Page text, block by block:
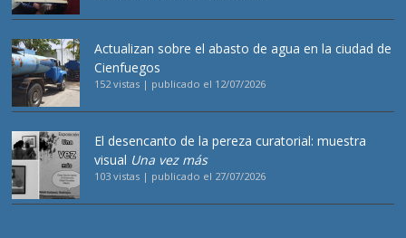
Actualizan sobre el abasto de agua en la ciudad de
Cienfuegos
152 vistas | publicado el 12/07/2026
El desencanto de la pereza curatorial: muestra
visual Una vez más
103 vistas | publicado el 27/07/2026